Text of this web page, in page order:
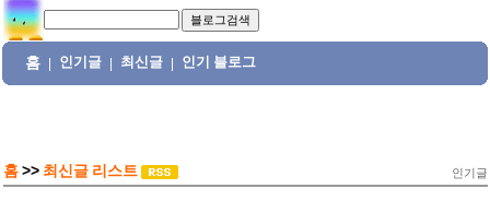
홈 인기글 최신글 인기 블로그
홈 >> 최신글 리스트 인기글